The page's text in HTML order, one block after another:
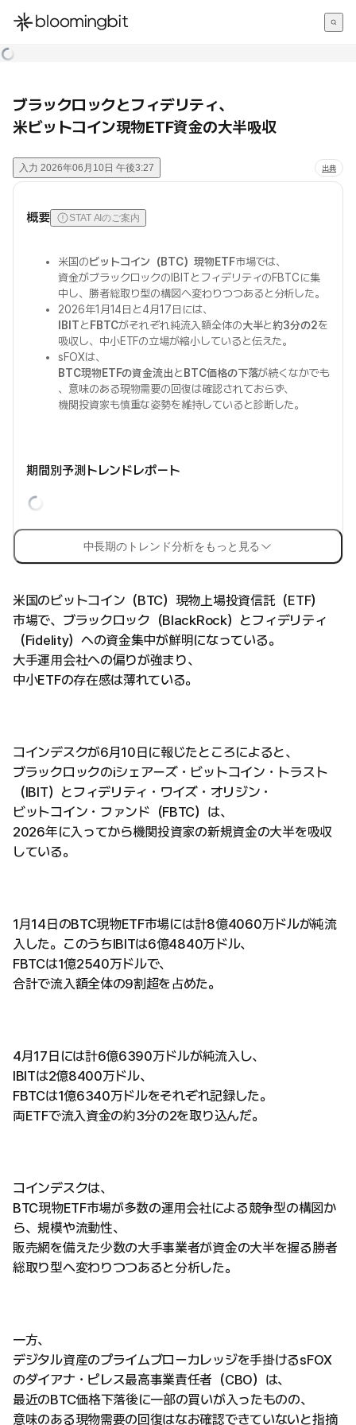
한국어
ブラックロックとフィデリティ、
米ビットコイン現物ETF資金の大半吸収
入力 2026年06月10日 午後3:27 出典
概要 STAT AIのご案内
米国のビットコイン（BTC）現物ETF市場では、
資金がブラックロックのIBITとフィデリティのFBTCに集
中し、勝者総取り型の構図へ変わりつつあると分析した。
2026年1月14日と4月17日には、
IBITと FBTCがそれぞれ純流入額全体の大半と約3分の2を
吸収し、中小ETFの立場が縮小していると伝えた。
sFOXは、
BTC現物ETFの資金流出と BTC価格の下落が続くなかでも
、意味のある現物需要の回復は確認されておらず、
機関投資家も慎重な姿勢を維持していると診断した。
期間別予測トレンドレポート
中長期のトレンド分析をもっと見る
米国のビットコイン（BTC）現物上場投資信託（ETF）
市場で、ブラックロック（BlackRock）とフィデリティ
（Fidelity）への資金集中が鮮明になっている。
大手運用会社への偏りが強まり、
中小ETFの存在感は薄れている。
コインデスクが6月10日に報じたところによると、
ブラックロックのiシェアーズ・ビットコイン・トラスト
（IBIT）とフィデリティ・ワイズ・オリジン・
ビットコイン・ファンド（FBTC）は、
2026年に入ってから機関投資家の新規資金の大半を吸収
している。
1月14日のBTC現物ETF市場には計8億4060万ドルが純流
入した。このうちIBITは6億4840万ドル、
FBTCは1億2540万ドルで、
合計で流入額全体の9割超を占めた。
4月17日には計6億6390万ドルが純流入し、
IBITは2億8400万ドル、
FBTCは1億6340万ドルをそれぞれ記録した。
両ETFで流入資金の約3分の2を取り込んだ。
コインデスクは、
BTC現物ETF市場が多数の運用会社による競争型の構図か
ら、規模や流動性、
販売網を備えた少数の大手事業者が資金の大半を握る勝者
総取り型へ変わりつつあると分析した。
一方、
デジタル資産のプライムブローカレッジを手掛けるsFOX
のダイアナ・ピレス最高事業責任者（CBO）は、
最近のBTC価格下落後に一部の買いが入ったものの、
意味のある現物需要の回復はなお確認できていないと指摘